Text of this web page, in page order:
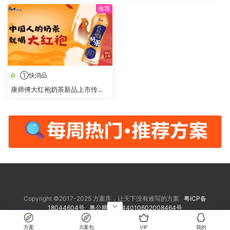
①快消品
康师傅大红袍奶茶新品上市传播
Copyright ©2017-2025 方案库，让天下没有难写的方案 粤ICP备
18044604号 粤公网安备 44010602008464号
方案 方案包 VIP 我的